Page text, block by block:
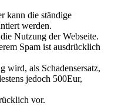
kann die ständige
werden.
Nutzung der Webseite.
Spam ist ausdrücklich
wird, als Schadensersatz,
jedoch 500Eur,
vor.